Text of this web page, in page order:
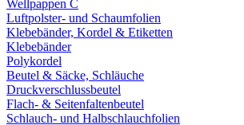
Wellpappen C
Luftpolster- und Schaumfolien
Klebebänder, Kordel & Etiketten
Klebebänder
Polykordel
Beutel & Säcke, Schläuche
Druckverschlussbeutel
Flach- & Seitenfaltenbeutel
Schlauch- und Halbschlauchfolien